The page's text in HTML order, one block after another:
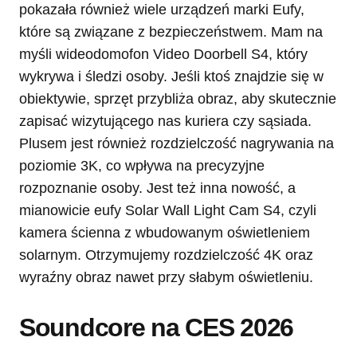
pokazała również wiele urządzeń marki Eufy,
które są związane z bezpieczeństwem. Mam na
myśli wideodomofon Video Doorbell S4, który
wykrywa i śledzi osoby. Jeśli ktoś znajdzie się w
obiektywie, sprzęt przybliża obraz, aby skutecznie
zapisać wizytującego nas kuriera czy sąsiada.
Plusem jest również rozdzielczość nagrywania na
poziomie 3K, co wpływa na precyzyjne
rozpoznanie osoby. Jest też inna nowość, a
mianowicie eufy Solar Wall Light Cam S4, czyli
kamera ścienna z wbudowanym oświetleniem
solarnym. Otrzymujemy rozdzielczość 4K oraz
wyraźny obraz nawet przy słabym oświetleniu.
Soundcore na CES 2026